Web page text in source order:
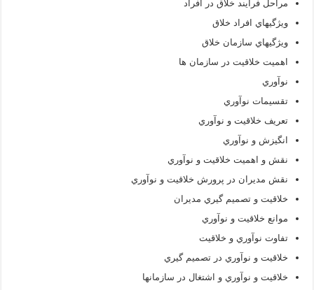
مراحل فرآيند خلاق در افراد
ويژگيهاي افراد خلاق
ويژگيهاي سازمان خلاق
اهميت خلاقيت در سازمان ها
نوآوري
تقسيمات نوآوري
تعريف خلاقيت و نوآوري
انگيزش و نوآوري
نقش و اهميت خلاقيت و نوآوري
نقش مديران در پرورش خلاقيت و نوآوري
خلاقيت و تصميم گيري مديران
موانع خلاقيت و نوآوري
تفاوت نوآوري و خلاقيت
خلاقيت و نوآوري در تصميم گيري
خلاقيت و نوآوري و اشتغال در سازمانها